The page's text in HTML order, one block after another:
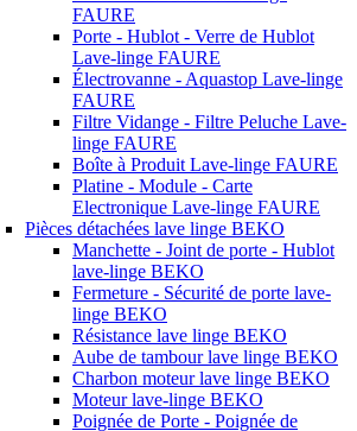
FAURE
Porte - Hublot - Verre de Hublot
Lave-linge FAURE
Électrovanne - Aquastop Lave-linge
FAURE
Filtre Vidange - Filtre Peluche Lave-
linge FAURE
Boîte à Produit Lave-linge FAURE
Platine - Module - Carte
Electronique Lave-linge FAURE
Pièces détachées lave linge BEKO
Manchette - Joint de porte - Hublot
lave-linge BEKO
Fermeture - Sécurité de porte lave-
linge BEKO
Résistance lave linge BEKO
Aube de tambour lave linge BEKO
Charbon moteur lave linge BEKO
Moteur lave-linge BEKO
Poignée de Porte - Poignée de